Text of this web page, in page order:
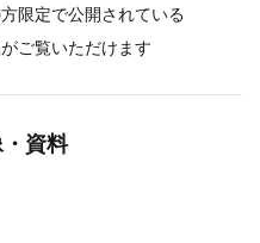
限定で公開されている
ご覧いただけます
資料